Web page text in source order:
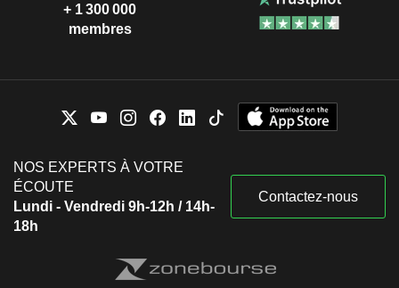
+ 1 300 000
membres
NOS EXPERTS À VOTRE
ÉCOUTE
Lundi - Vendredi 9h-12h / 14h-
18h
Contactez-nous